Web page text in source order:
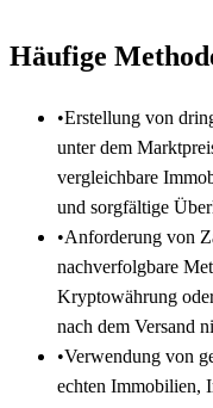
Häufige
•Erstellung von
unter dem
vergleichbare
und sorgfältige
•Anforderung von
nachverfolgbare
Kryptowährung
nach dem Versand
•Verwendung von
echten Immobilien,